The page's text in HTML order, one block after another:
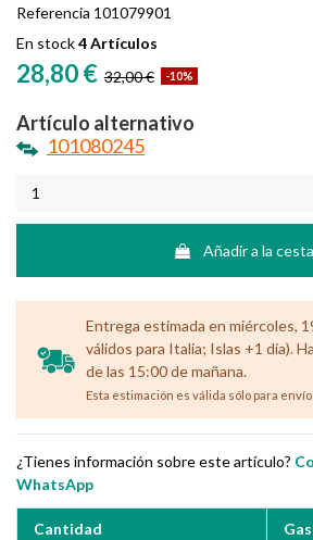
Referencia 101079901
En stock4 Artículos
28,80 € 32,00 € -10%
Artículo alternativo
101080245
Añadir a la cesta
Entrega estimada en miércoles,
válidos para Italia; Islas +1 día).
de las 15:00 de mañana.
Esta estimación es válida sólo para
¿Tienes información sobre este artículo?
WhatsApp
Cantidad